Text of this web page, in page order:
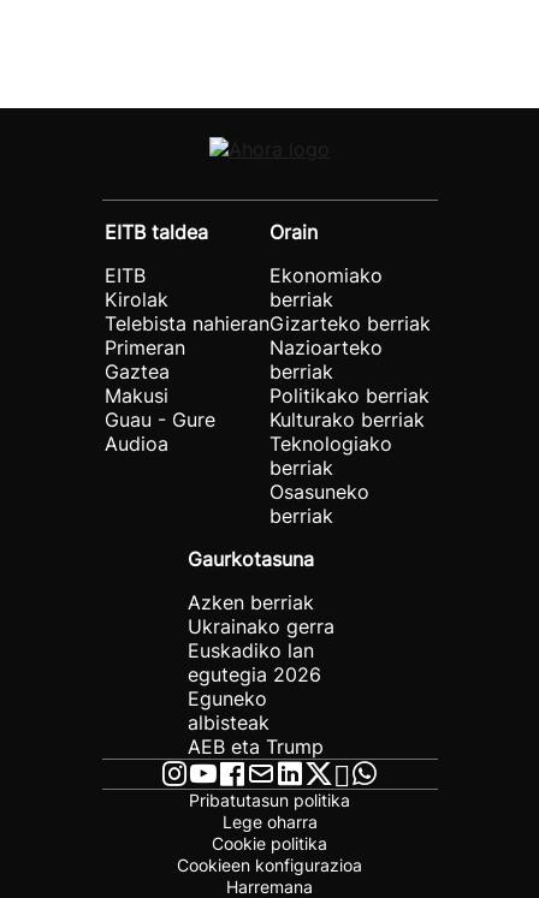
EITB taldea
EITB
Kirolak
Telebista nahieran
Primeran
Gaztea
Makusi
Guau - Gure
Audioa
Orain
Ekonomiako
berriak
Gizarteko berriak
Nazioarteko
berriak
Politikako berriak
Kulturako berriak
Teknologiako
berriak
Osasuneko
berriak
Gaurkotasuna
Azken berriak
Ukrainako gerra
Euskadiko lan
egutegia 2026
Eguneko
albisteak
AEB eta Trump
Pribatutasun politika
Lege oharra
Cookie politika
Cookieen konfigurazioa
Harremana